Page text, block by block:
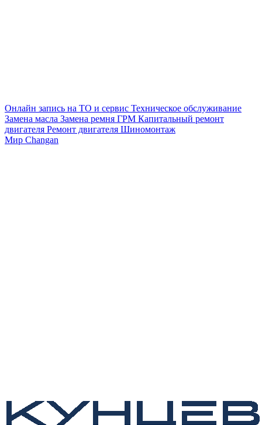
Онлайн запись на ТО и сервис Техническое обслуживание
Замена масла Замена ремня ГРМ Капитальный ремонт
двигателя Ремонт двигателя Шиномонтаж
Мир Changan